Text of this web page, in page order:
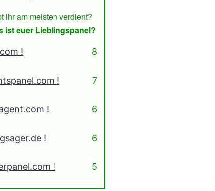
ihr am meisten verdient?
ist euer Lieblingspanel?
8
7
6
6
5